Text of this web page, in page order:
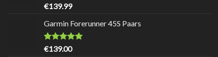
Waardering
€139.99
Garmin Forerunner 45S Paars
Waardering
€139.00